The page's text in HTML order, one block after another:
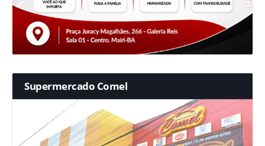
Supermercado Comel